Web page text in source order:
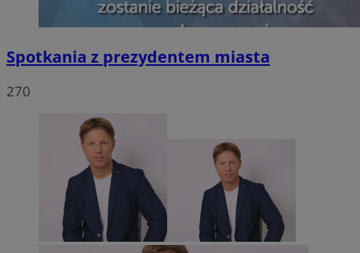
Spotkania z prezydentem miasta
270